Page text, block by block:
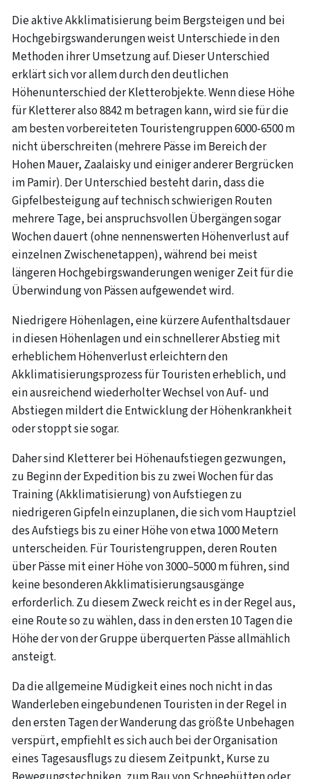
Die aktive Akklimatisierung beim Bergsteigen und bei
Hochgebirgswanderungen weist Unterschiede in den
Methoden ihrer Umsetzung auf. Dieser Unterschied
erklärt sich vor allem durch den deutlichen
Höhenunterschied der Kletterobjekte. Wenn diese Höhe
für Kletterer also 8842 m betragen kann, wird sie für die
am besten vorbereiteten Touristengruppen 6000-6500 m
nicht überschreiten (mehrere Pässe im Bereich der
Hohen Mauer, Zaalaisky und einiger anderer Bergrücken
im Pamir). Der Unterschied besteht darin, dass die
Gipfelbesteigung auf technisch schwierigen Routen
mehrere Tage, bei anspruchsvollen Übergängen sogar
Wochen dauert (ohne nennenswerten Höhenverlust auf
einzelnen Zwischenetappen), während bei meist
längeren Hochgebirgswanderungen weniger Zeit für die
Überwindung von Pässen aufgewendet wird.
Niedrigere Höhenlagen, eine kürzere Aufenthaltsdauer
in diesen Höhenlagen und ein schnellerer Abstieg mit
erheblichem Höhenverlust erleichtern den
Akklimatisierungsprozess für Touristen erheblich, und
ein ausreichend wiederholter Wechsel von Auf- und
Abstiegen mildert die Entwicklung der Höhenkrankheit
oder stoppt sie sogar.
Daher sind Kletterer bei Höhenaufstiegen gezwungen,
zu Beginn der Expedition bis zu zwei Wochen für das
Training (Akklimatisierung) von Aufstiegen zu
niedrigeren Gipfeln einzuplanen, die sich vom Hauptziel
des Aufstiegs bis zu einer Höhe von etwa 1000 Metern
unterscheiden. Für Touristengruppen, deren Routen
über Pässe mit einer Höhe von 3000–5000 m führen, sind
keine besonderen Akklimatisierungsausgänge
erforderlich. Zu diesem Zweck reicht es in der Regel aus,
eine Route so zu wählen, dass in den ersten 10 Tagen die
Höhe der von der Gruppe überquerten Pässe allmählich
ansteigt.
Da die allgemeine Müdigkeit eines noch nicht in das
Wanderleben eingebundenen Touristen in der Regel in
den ersten Tagen der Wanderung das größte Unbehagen
verspürt, empfiehlt es sich auch bei der Organisation
eines Tagesausflugs zu diesem Zeitpunkt, Kurse zu